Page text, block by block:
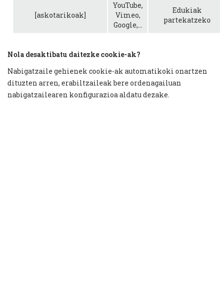
[askotarikoak]
YouTube,
Vimeo,
Google,...
Edukiak
partekatzeko
Nola desaktibatu daitezke cookie-ak?
Nabigatzaile gehienek cookie-ak automatikoki onartzen
dituzten arren, erabiltzaileak bere ordenagailuan
nabigatzailearen konfigurazioa aldatu dezake.